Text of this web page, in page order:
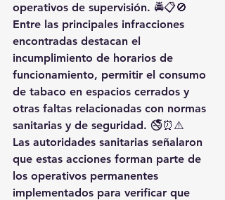
operativos de supervisión. 🚔📋🚫
Entre las principales infracciones
encontradas destacan el
incumplimiento de horarios de
funcionamiento, permitir el consumo
de tabaco en espacios cerrados y
otras faltas relacionadas con normas
sanitarias y de seguridad. 🚭⏰⚠️
Las autoridades sanitarias señalaron
que estas acciones forman parte de
los operativos permanentes
implementados para verificar que